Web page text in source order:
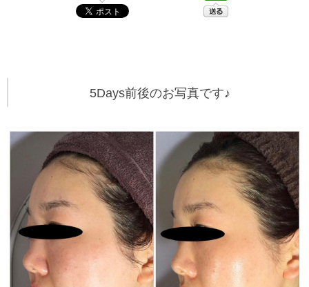
5Days前後のお写真です♪